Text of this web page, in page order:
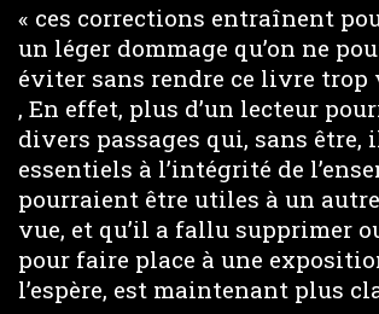
« ces corrections entraînent
un léger dommage qu’on ne
éviter sans rendre ce livre
, En effet, plus d’un lecteur
divers passages qui, sans être,
essentiels à l’intégrité de
pourraient être utiles à un
vue, et qu’il a fallu supprimer
pour faire place à une
l’espère, est maintenant plus